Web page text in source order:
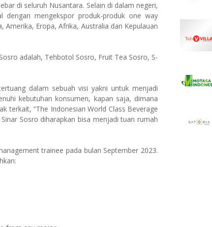
di seluruh Nusantara. Selain di dalam negeri,
dengan mengekspor produk-produk one way
Eropa, Afrika, Australia dan Kepulauan
adalah, Tehbotol Sosro, Fruit Tea Sosro, S-
dalam sebuah visi yakni untuk menjadi
kebutuhan konsumen, kapan saja, dimana
terkait, “The Indonesian World Class Beverage
Sosro diharapkan bisa menjadi tuan rumah
trainee pada bulan September 2023.